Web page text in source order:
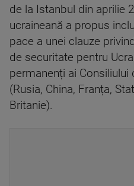
de la Istanbul din aprilie
ucraineană a propus
pace a unei clauze
de securitate pentru
permanenți ai Consiliului
(Rusia, China, Franța,
Britanie).